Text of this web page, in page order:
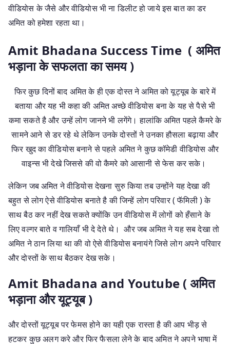
वीडियोस के जैसे और वीडियोस भी ना डिलीट हो जाये इस बात का डर
अमित को हमेशा रहता था।
Amit Bhadana Success Time ( अमित
भड़ाना के सफलता का समय )
फिर कुछ दिनों बाद अमित के ही एक दोस्त ने अमित को यूट्यूब के बारे में
बताया और यह भी कहा की अमित अच्छे वीडियोस बना के यह से पैसे भी
कमा सकते है और उन्हें लोग जानने भी लगेंगे। हालांकि अमित पहले कैमरे के
सामने आने से डर रहे थे लेकिन उनके दोस्तों ने उनका हौसला बढ़ाया और
फिर खुद का वीडियोस बनाने से पहले अमित ने कुछ कॉमेडी वीडियोस और
वाइन्स भी देखे जिससे की वो कैमरे को आसानी से फेस कर सके।
लेकिन जब अमित ने वीडियोस देखना सुरु किया तब उन्होंने यह देखा की
बहुत से लोग ऐसे वीडियोस बनाते है की जिन्हें लोग परिवार ( फॅमिली ) के
साथ बैठ कर नहीं देख सकते क्योंकि उन वीडियोस में लोगों को हँसाने के
लिए वल्गर बाते व गालियाँ भी दे देते थे। और जब अमित ने यह सब देखा तो
अमित ने ठान लिया था की वो ऐसे वीडियोस बनायंगे जिसे लोग अपने परिवार
और दोस्तों के साथ बैठकर देख सके।
Amit Bhadana and Youtube ( अमित
भड़ाना और यूट्यूब )
और दोस्तों यूट्यूब पर फेमस होने का यही एक रास्ता है की आप भीड़ से
हटकर कुछ अलग करे और फिर फैसला लेने के बाद अमित ने अपने भाषा में